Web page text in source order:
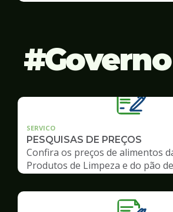
Governo
SERVICO
PESQUISAS DE PREÇOS
Confira os preços de alimentos
Produtos de Limpeza e do pão